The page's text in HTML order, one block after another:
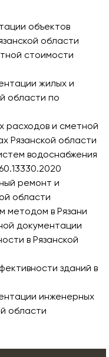
объектов
области
стоимости
жилых и
области по
расходов и сметной
Рязанской области
водоснабжения
ремонт и
области
методом в Рязани
документации
в Рязанской
зданий в
инженерных
области